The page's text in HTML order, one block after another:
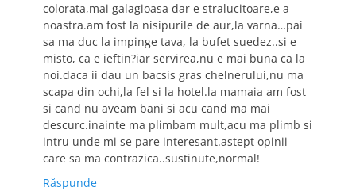
colorata,mai galagioasa dar e stralucitoare,e a
noastra.am fost la nisipurile de aur,la varna…pai
sa ma duc la impinge tava, la bufet suedez..si e
misto, ca e ieftin?iar servirea,nu e mai buna ca la
noi.daca ii dau un bacsis gras chelnerului,nu ma
scapa din ochi,la fel si la hotel.la mamaia am fost
si cand nu aveam bani si acu cand ma mai
descurc.inainte ma plimbam mult,acu ma plimb si
intru unde mi se pare interesant.astept opinii
care sa ma contrazica..sustinute,normal!
Răspunde